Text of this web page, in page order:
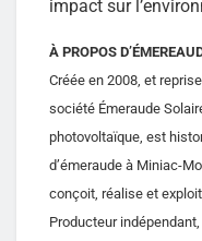
impact sur
À PROPOS
Créée en 2008, et
société Émeraude
photovoltaïque, est
d’émeraude à Miniac-
conçoit, réalise et
Producteur indépendant,